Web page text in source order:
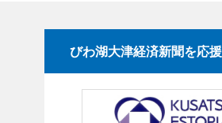
びわ湖大津経済新聞を応